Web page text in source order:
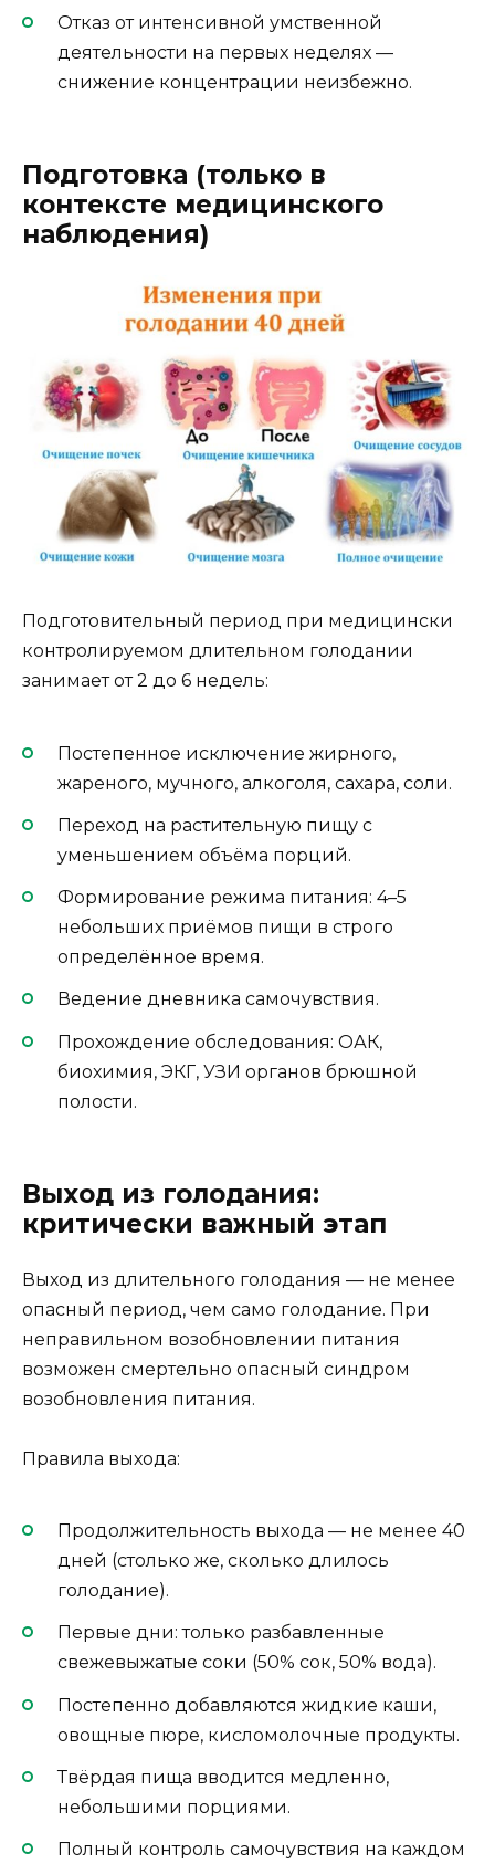
Отказ от интенсивной умственной
деятельности на первых неделях —
снижение концентрации неизбежно.
Подготовка (только в
контексте медицинского
наблюдения)
Подготовительный период при медицински
контролируемом длительном голодании
занимает от 2 до 6 недель:
Постепенное исключение жирного,
жареного, мучного, алкоголя, сахара, соли.
Переход на растительную пищу с
уменьшением объёма порций.
Формирование режима питания: 4–5
небольших приёмов пищи в строго
определённое время.
Ведение дневника самочувствия.
Прохождение обследования: ОАК,
биохимия, ЭКГ, УЗИ органов брюшной
полости.
Выход из голодания:
критически важный этап
Выход из длительного голодания — не менее
опасный период, чем само голодание. При
неправильном возобновлении питания
возможен смертельно опасный синдром
возобновления питания.
Правила выхода:
Продолжительность выхода — не менее 40
дней (столько же, сколько длилось
голодание).
Первые дни: только разбавленные
свежевыжатые соки (50% сок, 50% вода).
Постепенно добавляются жидкие каши,
овощные пюре, кисломолочные продукты.
Твёрдая пища вводится медленно,
небольшими порциями.
Полный контроль самочувствия на каждом